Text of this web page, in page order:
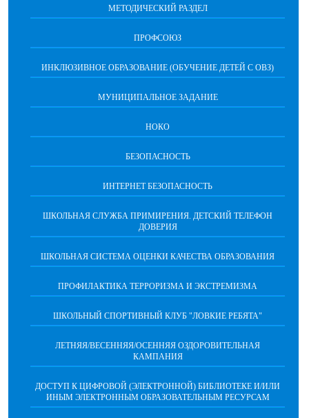
МЕТОДИЧЕСКИЙ РАЗДЕЛ
ПРОФСОЮЗ
ИНКЛЮЗИВНОЕ ОБРАЗОВАНИЕ (ОБУЧЕНИЕ ДЕТЕЙ С ОВЗ)
МУНИЦИПАЛЬНОЕ ЗАДАНИЕ
НОКО
БЕЗОПАСНОСТЬ
ИНТЕРНЕТ БЕЗОПАСНОСТЬ
ШКОЛЬНАЯ СЛУЖБА ПРИМИРЕНИЯ. ДЕТСКИЙ ТЕЛЕФОН
ДОВЕРИЯ
ШКОЛЬНАЯ СИСТЕМА ОЦЕНКИ КАЧЕСТВА ОБРАЗОВАНИЯ
ПРОФИЛАКТИКА ТЕРРОРИЗМА И ЭКСТРЕМИЗМА
ШКОЛЬНЫЙ СПОРТИВНЫЙ КЛУБ "ЛОВКИЕ РЕБЯТА"
ЛЕТНЯЯ/ВЕСЕННЯЯ/ОСЕННЯЯ ОЗДОРОВИТЕЛЬНАЯ
КАМПАНИЯ
ДОСТУП К ЦИФРОВОЙ (ЭЛЕКТРОННОЙ) БИБЛИОТЕКЕ И/ИЛИ
ИНЫМ ЭЛЕКТРОННЫМ ОБРАЗОВАТЕЛЬНЫМ РЕСУРСАМ